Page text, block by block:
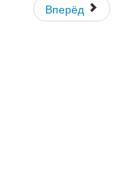
Вперёд